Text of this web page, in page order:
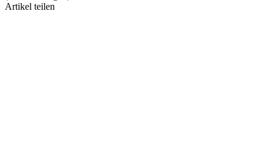
Artikel teilen